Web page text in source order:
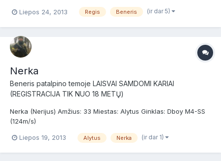
Vardas: Mindaugas; Amžius: 25 m. Ginklai: JG G36 (115m/s), A&K
Liepos 24, 2013 Regis Beneris (ir dar 5)
Nerka
Beneris patalpino temoje LAISVAI SAMDOMI KARIAI
(REGISTRACIJA TIK NUO 18 METŲ)
Nerka (Nerijus) Amžius: 33 Miestas: Alytus Ginklas: Dboy M4-SS
(124m/s)
Liepos 19, 2013 Alytus Nerka (ir dar 1)